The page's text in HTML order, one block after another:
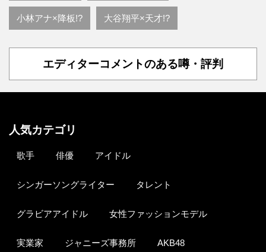
小林アナ×降板!? 大谷翔平×天才!?
エディターコメントのある噂・評判
人気カテゴリ
歌手 俳優 アイドル
シンガーソングライター タレント
グラビアアイドル 女性ファッションモデル
実業家 ジャニーズ事務所 AKB48